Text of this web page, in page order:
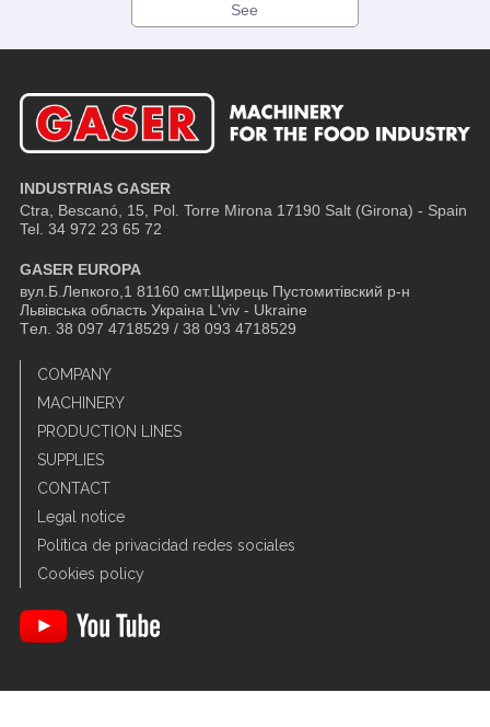
See
INDUSTRIAS GASER
Ctra, Bescanó, 15, Pol. Torre Mirona 17190 Salt (Girona) - Spain
Tel. 34 972 23 65 72
GASER EUROPA
вул.Б.Лепкого,1 81160 смт.Щирець Пустомитівский р-н
Львівська область Украіна L'viv - Ukraine
Tел. 38 097 4718529 / 38 093 4718529
COMPANY
MACHINERY
PRODUCTION LINES
SUPPLIES
CONTACT
Legal notice
Política de privacidad redes sociales
Cookies policy